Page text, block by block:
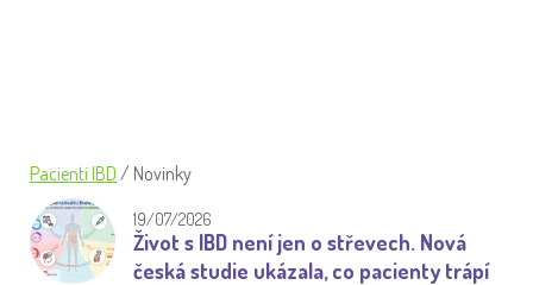
Pacienti IBD / Novinky
19/07/2026
Život s IBD není jen o střevech. Nová
česká studie ukázala, co pacienty trápí